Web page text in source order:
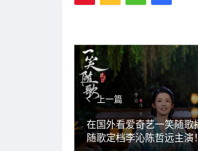
上一篇
在国外看爱奇艺一笑随歌
随歌定档李沁陈哲远主演！